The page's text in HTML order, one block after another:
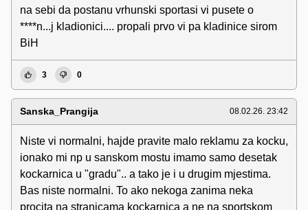
na sebi da postanu vrhunski sportasi vi pusete o
****n...j kladionici.... propali prvo vi pa kladinice sirom
BiH
3 0
Sanska_Prangija 08.02.26. 23:42
Niste vi normalni, hajde pravite malo reklamu za kocku,
ionako mi np u sanskom mostu imamo samo desetak
kockarnica u "gradu".. a tako je i u drugim mjestima.
Bas niste normalni. To ako nekoga zanima neka
procita na stranicama kockarnica a ne na sportskom